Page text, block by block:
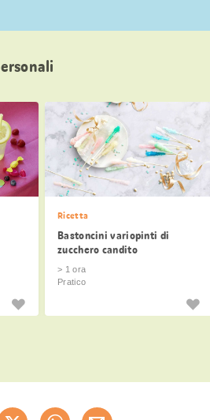
Ricetta
Bastoncini variopinti di
zucchero candito
> 1 ora
Pratico